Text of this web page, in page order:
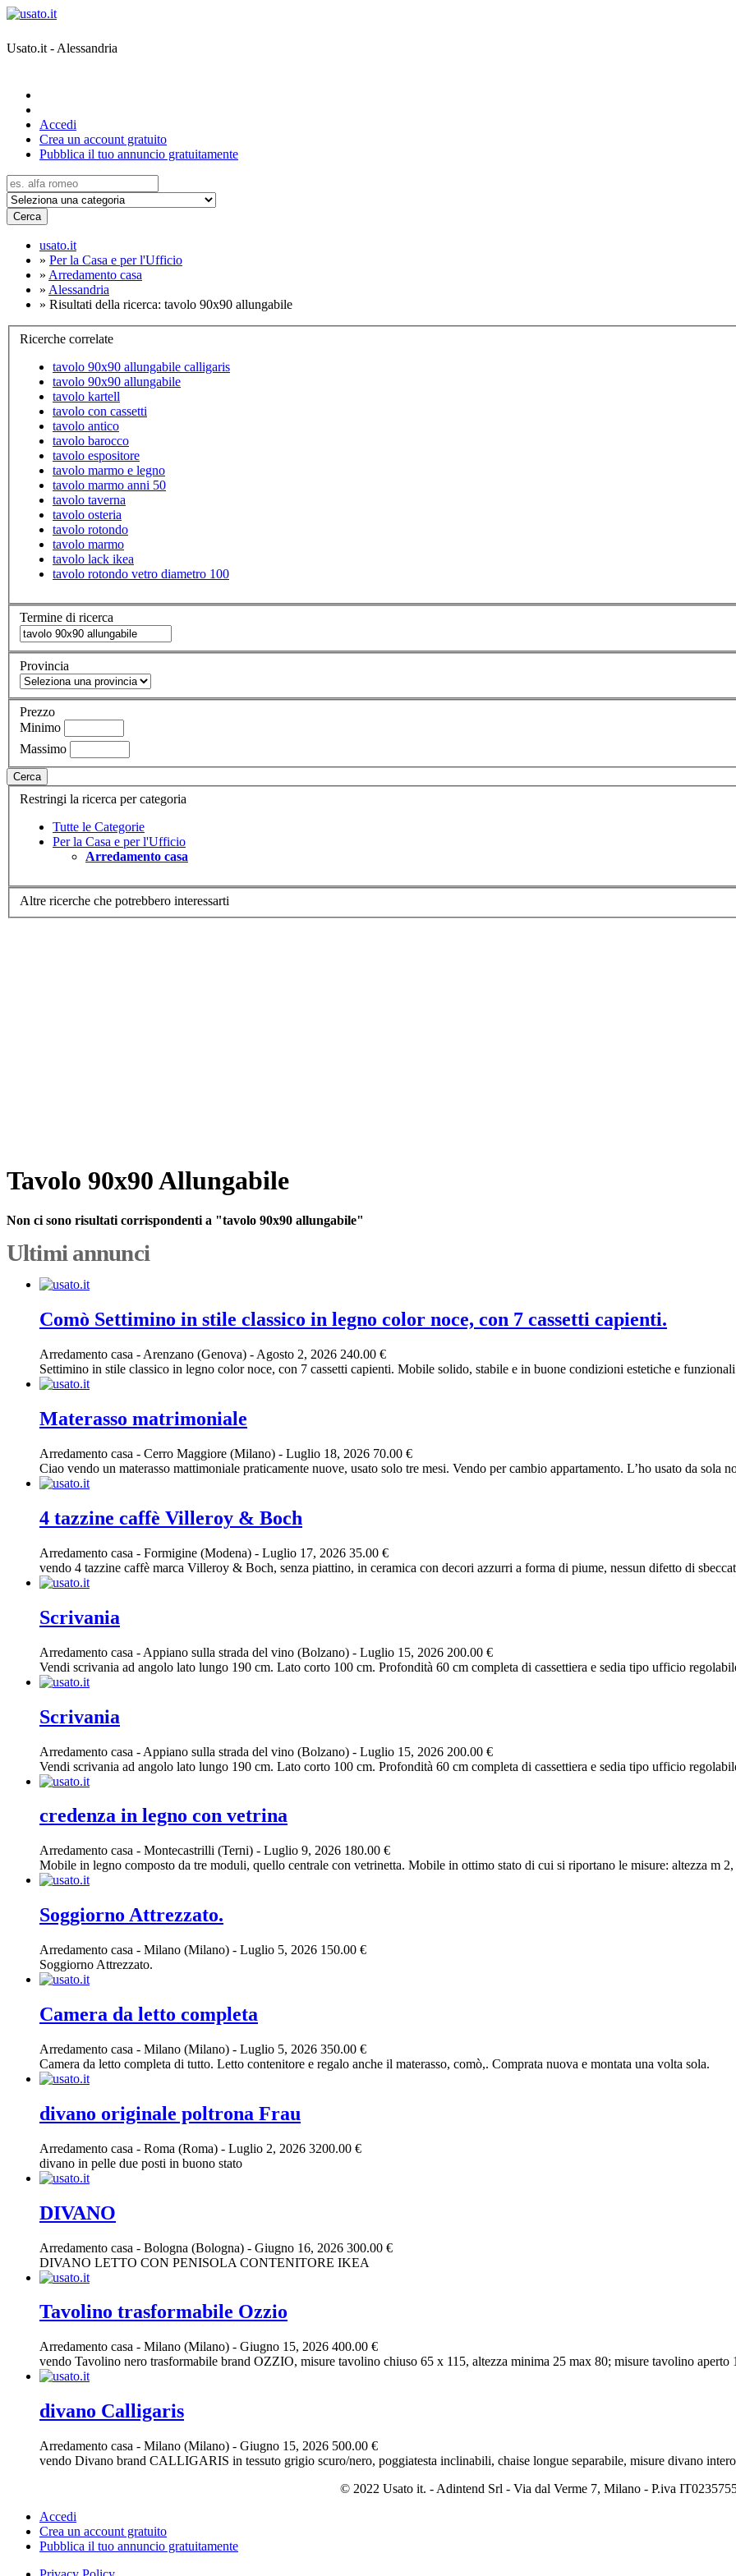
Usato.it - Alessandria
Accedi
Crea un account gratuito
Pubblica il tuo annuncio gratuitamente
Cerca
usato.it
» Per la Casa e per l'Ufficio
» Arredamento casa
» Alessandria
» Risultati della ricerca: tavolo 90x90 allungabile
Ricerche correlate
tavolo 90x90 allungabile calligaris
tavolo 90x90 allungabile
tavolo kartell
tavolo con cassetti
tavolo antico
tavolo barocco
tavolo espositore
tavolo marmo e legno
tavolo marmo anni 50
tavolo taverna
tavolo osteria
tavolo rotondo
tavolo marmo
tavolo lack ikea
tavolo rotondo vetro diametro 100
Termine di ricerca
Provincia
Prezzo
Minimo
Massimo
Cerca
Restringi la ricerca per categoria
Tutte le Categorie
Per la Casa e per l'Ufficio
Arredamento casa
Altre ricerche che potrebbero interessarti
Tavolo 90x90 Allungabile
Non ci sono risultati corrispondenti a "tavolo 90x90 allungabile"
Ultimi annunci
Comò Settimino in stile classico in legno color noce, con 7 cassetti capienti.
Arredamento casa - Arenzano (Genova) - Agosto 2, 2026 240.00 €
Settimino in stile classico in legno color noce, con 7 cassetti capienti. Mobile solido, stabile e in buone condizioni estetiche e
Materasso matrimoniale
Arredamento casa - Cerro Maggiore (Milano) - Luglio 18, 2026 70.00 €
Ciao vendo un materasso mattimoniale praticamente nuove, usato solo tre mesi. Vendo per cambio appartamento. L’ho usato da sola
4 tazzine caffè Villeroy & Boch
Arredamento casa - Formigine (Modena) - Luglio 17, 2026 35.00 €
vendo 4 tazzine caffè marca Villeroy & Boch, senza piattino, in ceramica con decori azzurri a forma di piume, nessun difetto di
Scrivania
Arredamento casa - Appiano sulla strada del vino (Bolzano) - Luglio 15, 2026 200.00 €
Vendi scrivania ad angolo lato lungo 190 cm. Lato corto 100 cm. Profondità 60 cm completa di cassettiera e sedia tipo ufficio
Scrivania
Arredamento casa - Appiano sulla strada del vino (Bolzano) - Luglio 15, 2026 200.00 €
Vendi scrivania ad angolo lato lungo 190 cm. Lato corto 100 cm. Profondità 60 cm completa di cassettiera e sedia tipo ufficio
credenza in legno con vetrina
Arredamento casa - Montecastrilli (Terni) - Luglio 9, 2026 180.00 €
Mobile in legno composto da tre moduli, quello centrale con vetrinetta. Mobile in ottimo stato di cui si riportano le misure: altezza m
Soggiorno Attrezzato.
Arredamento casa - Milano (Milano) - Luglio 5, 2026 150.00 €
Soggiorno Attrezzato.
Camera da letto completa
Arredamento casa - Milano (Milano) - Luglio 5, 2026 350.00 €
Camera da letto completa di tutto. Letto contenitore e regalo anche il materasso, comò,. Comprata nuova e montata una volta sola.
divano originale poltrona Frau
Arredamento casa - Roma (Roma) - Luglio 2, 2026 3200.00 €
divano in pelle due posti in buono stato
DIVANO
Arredamento casa - Bologna (Bologna) - Giugno 16, 2026 300.00 €
DIVANO LETTO CON PENISOLA CONTENITORE IKEA
Tavolino trasformabile Ozzio
Arredamento casa - Milano (Milano) - Giugno 15, 2026 400.00 €
vendo Tavolino nero trasformabile brand OZZIO, misure tavolino chiuso 65 x 115, altezza minima 25 max 80; misure tavolino aperto
divano Calligaris
Arredamento casa - Milano (Milano) - Giugno 15, 2026 500.00 €
vendo Divano brand CALLIGARIS in tessuto grigio scuro/nero, poggiatesta inclinabili, chaise longue separabile, misure divano
© 2022 Usato it. - Adintend Srl - Via dal Verme 7, Milano - P.iva
Accedi
Crea un account gratuito
Pubblica il tuo annuncio gratuitamente